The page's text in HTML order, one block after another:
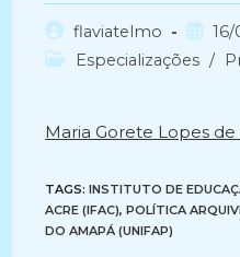
Autor
do
flaviatelmo
Post16/
Categoria
Especializações /
Maria Gorete Lopes de
TAGS:INSTITUTO DE
ACRE (IFAC), POLÍTICA
DO AMAPÁ (UNIFAP)